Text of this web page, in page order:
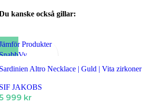
kanske också gillar:
Produkter
till i Favoriter
Altro Necklace | Guld | Vita zirkoner
JAKOBS
999 kr